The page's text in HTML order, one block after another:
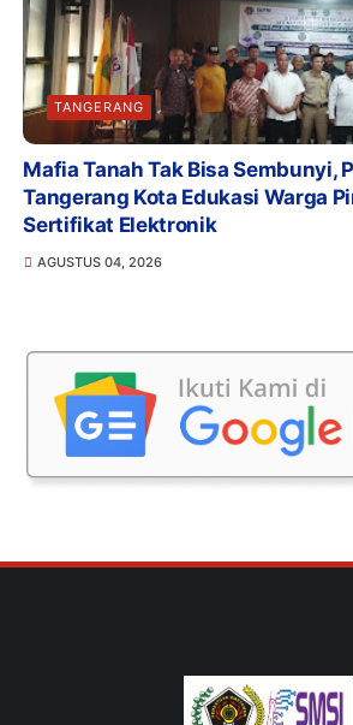
TANGERANG
Mafia Tanah Tak Bisa Sembunyi,
Tangerang Kota Edukasi Warga
Sertifikat Elektronik
AGUSTUS 04, 2026